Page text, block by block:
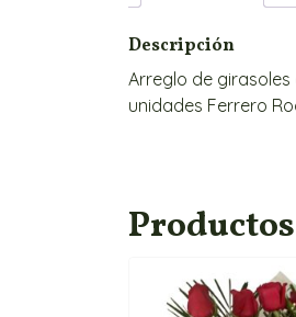
Descripción
Arreglo de
unidades Ferrero